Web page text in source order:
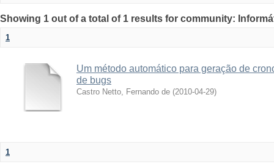
Showing 1 out of a total of 1 results for community:
1
Um método automático para geração de
de bugs
Castro Netto, Fernando de (2010-04-29)
1